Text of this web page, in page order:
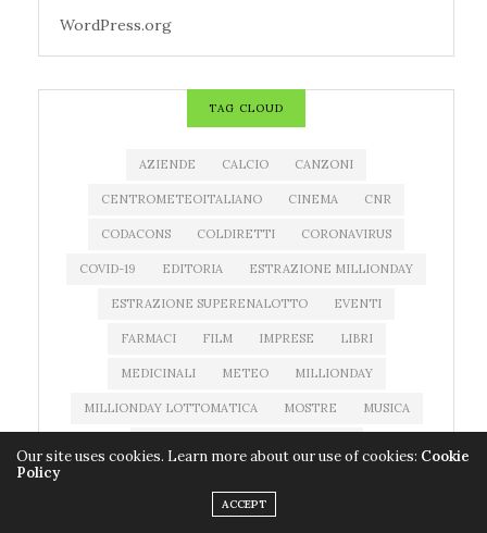
WordPress.org
TAG CLOUD
AZIENDE CALCIO CANZONI
CENTROMETEOITALIANO CINEMA CNR
CODACONS COLDIRETTI CORONAVIRUS
COVID-19 EDITORIA ESTRAZIONE MILLIONDAY
ESTRAZIONE SUPERENALOTTO EVENTI
FARMACI FILM IMPRESE LIBRI
MEDICINALI METEO MILLIONDAY
MILLIONDAY LOTTOMATICA MOSTRE MUSICA
QUOTE SUPERENALOTTO
Our site uses cookies. Learn more about our use of cookies: Cookie
Policy
ACCEPT